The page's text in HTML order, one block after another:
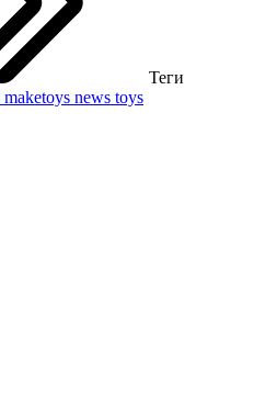
Теги
maketoys news toys